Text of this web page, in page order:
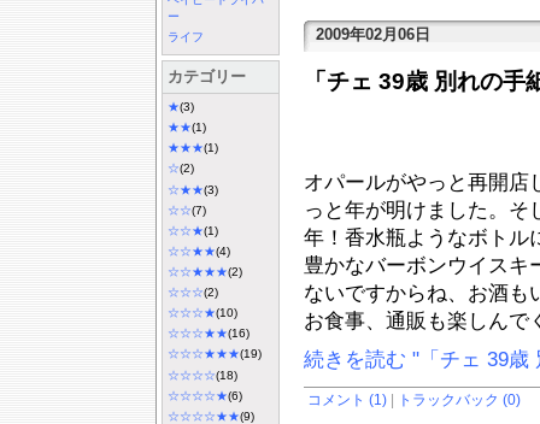
ー
ライフ
カテゴリー
★(3)
★★(1)
★★★(1)
☆(2)
☆★★(3)
☆☆(7)
☆☆★(1)
☆☆★★(4)
☆☆★★★(2)
☆☆☆(2)
☆☆☆★(10)
☆☆☆★★(16)
☆☆☆★★★(19)
☆☆☆☆(18)
☆☆☆☆★(6)
☆☆☆☆★★(9)
2009年02月06日
「チェ 39歳 別れの手
オパールがやっと再開店
っと年が明けました。そ
年！香水瓶ようなボトル
豊かなバーボンウイスキ
ないですからね、お酒も
お食事、通販も楽しんで
続きを読む "「チェ 39歳
コメント (1) トラックバック (0)